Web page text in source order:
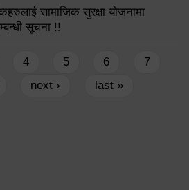
सामाजिक सुरक्षा योजनामा
सूचना !!
4 5 6
7
next › last »